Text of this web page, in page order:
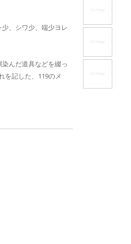
、シワ少、端少ヨレ
んだ道具などを綴っ
を記した、119のメ